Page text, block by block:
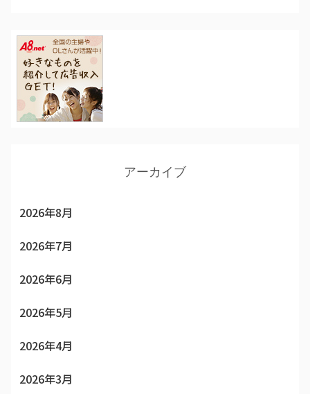
アーカイブ
2026年8月
2026年7月
2026年6月
2026年5月
2026年4月
2026年3月